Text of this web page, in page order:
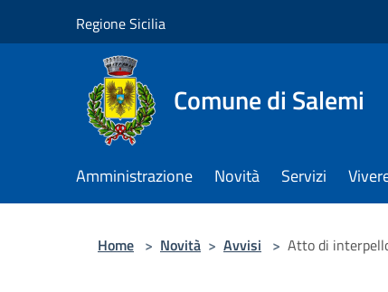
Regione Sicilia
Comune di Salemi
Amministrazione Novità Servizi
Home > Novità > Avvisi > Atto di